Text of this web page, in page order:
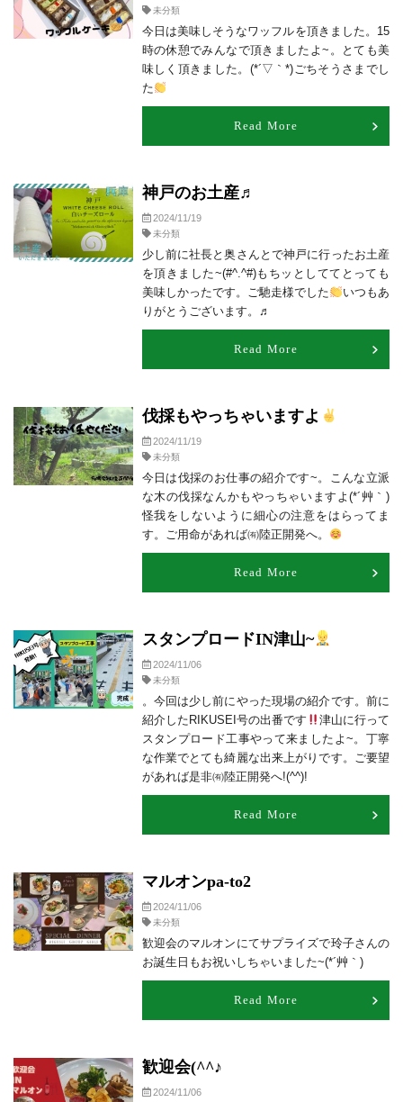
未分類
今日は美味しそうなワッフルを頂きました。15
時の休憩でみんなで頂きましたよ~。とても美
味しく頂きました。(*´▽｀*)ごちそうさまでし
た
Read More
神戸のお土産♬
2024/11/19
未分類
少し前に社長と奥さんとで神戸に行ったお土産
を頂きました~(#^.^#)もちッとしててとっても
美味しかったです。ご馳走様でした
いつもあ
りがとうございます。♬
Read More
伐採もやっちゃいますよ
2024/11/19
未分類
今日は伐採のお仕事の紹介です~。こんな立派
な木の伐採なんかもやっちゃいますよ(*´艸｀)
怪我をしないように細心の注意をはらってま
す。ご用命があれば㈲陸正開発へ。
Read More
スタンプロードIN津山~
2024/11/06
未分類
。今回は少し前にやった現場の紹介です。前に
紹介したRIKUSEI号の出番です
津山に行って
スタンプロード工事やって来ましたよ~。丁寧
な作業でとても綺麗な出来上がりです。ご要望
があれば是非㈲陸正開発へ!(^^)!
Read More
マルオンpa-to2
2024/11/06
未分類
歓迎会のマルオンにてサプライズで玲子さんの
お誕生日もお祝いしちゃいました~(*´艸｀)
Read More
歓迎会(^^♪
2024/11/06